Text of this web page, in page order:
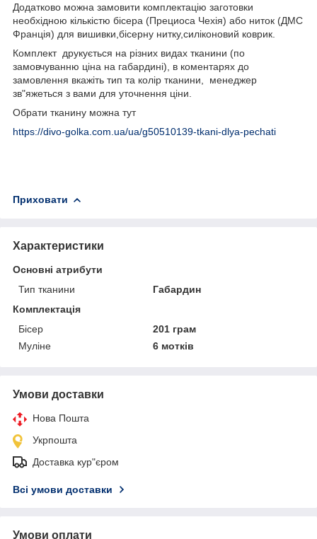
Додатково можна замовити комплектацію заготовки
необхідною кількістю бісера (Прециоса Чехія) або ниток (ДМС
Франція) для вишивки,бісерну нитку,силіконовий коврик.
Комплект друкується на різних видах тканини (по
замовчуванню ціна на габардині), в коментарях до
замовлення вкажіть тип та колір тканини, менеджер
зв"яжеться з вами для уточнення ціни.
Обрати тканину можна тут
https://divo-golka.com.ua/ua/g50510139-tkani-dlya-pechati
Приховати
Характеристики
Основні атрибути
Тип тканини
Габардин
Комплектація
Бісер
201 грам
Муліне
6 мотків
Умови доставки
Нова Пошта
Укрпошта
Доставка кур"єром
Всі умови доставки
Умови оплати